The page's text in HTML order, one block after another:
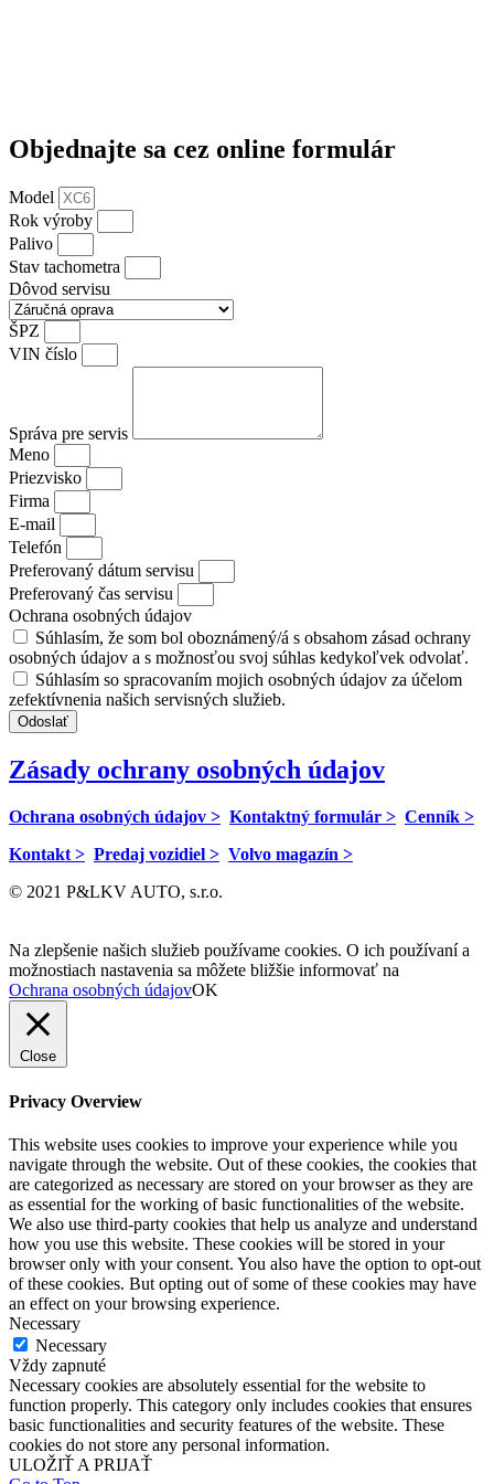
Objednajte sa cez online formulár
Model
Rok výroby
Palivo
Stav tachometra
Dôvod servisu
ŠPZ
VIN číslo
Správa pre servis
Meno
Priezvisko
Firma
E-mail
Telefón
Preferovaný dátum servisu
Preferovaný čas servisu
Ochrana osobných údajov
Súhlasím, že som bol oboznámený/á s obsahom zásad ochrany
osobných údajov a s možnosťou svoj súhlas kedykoľvek odvolať.
Súhlasím so spracovaním mojich osobných údajov za účelom
zefektívnenia našich servisných služieb.
Odoslať
Zásady ochrany osobných údajov
Ochrana osobných údajov > Kontaktný formulár > Cenník >
Kontakt > Predaj vozidiel > Volvo magazín >
© 2021 P&LKV AUTO, s.r.o.
Na zlepšenie našich služieb používame cookies. O ich používaní a
možnostiach nastavenia sa môžete bližšie informovať na
Ochrana osobných údajovOK
Close
Privacy Overview
This website uses cookies to improve your experience while you
navigate through the website. Out of these cookies, the cookies that
are categorized as necessary are stored on your browser as they are
as essential for the working of basic functionalities of the website.
We also use third-party cookies that help us analyze and understand
how you use this website. These cookies will be stored in your
browser only with your consent. You also have the option to opt-out
of these cookies. But opting out of some of these cookies may have
an effect on your browsing experience.
Necessary
Necessary
Vždy zapnuté
Necessary cookies are absolutely essential for the website to
function properly. This category only includes cookies that ensures
basic functionalities and security features of the website. These
cookies do not store any personal information.
ULOŽIŤ A PRIJAŤ